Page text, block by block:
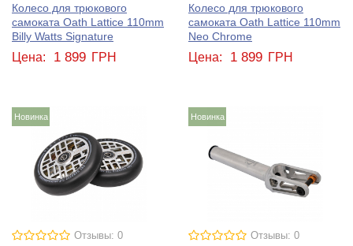
Колесо для трюкового
самоката Oath Lattice 110mm
Billy Watts Signature
Цена: 1 899 ГРН
Колесо для трюкового
самоката Oath Lattice 110mm
Neo Chrome
Цена: 1 899 ГРН
Новинка
Отзывы: 0
Новинка
Отзывы: 0